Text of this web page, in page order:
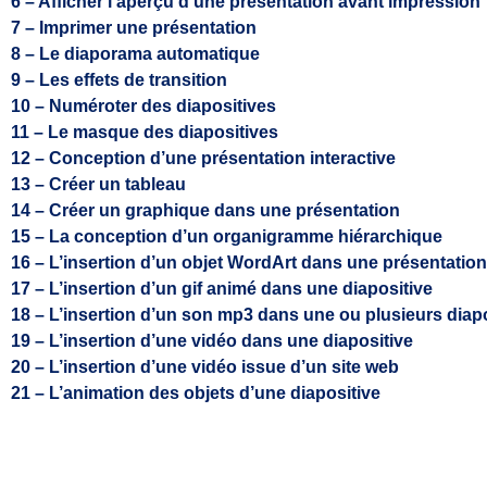
7 – Imprimer une présentation
8 – Le diaporama automatique
9 – Les effets de transition
10 – Numéroter des diapositives
11 – Le masque des diapositives
12 – Conception d’une présentation interactive
13 – Créer un tableau
14 – Créer un graphique dans une présentation
15 – La conception d’un organigramme hiérarchique
16 – L’insertion d’un objet WordArt dans une présentation
17 – L’insertion d’un gif animé dans une diapositive
18 – L’insertion d’un son mp3 dans une ou plusieurs
19 – L’insertion d’une vidéo dans une diapositive
20 – L’insertion d’une vidéo issue d’un site web
21 – L’animation des objets d’une diapositive